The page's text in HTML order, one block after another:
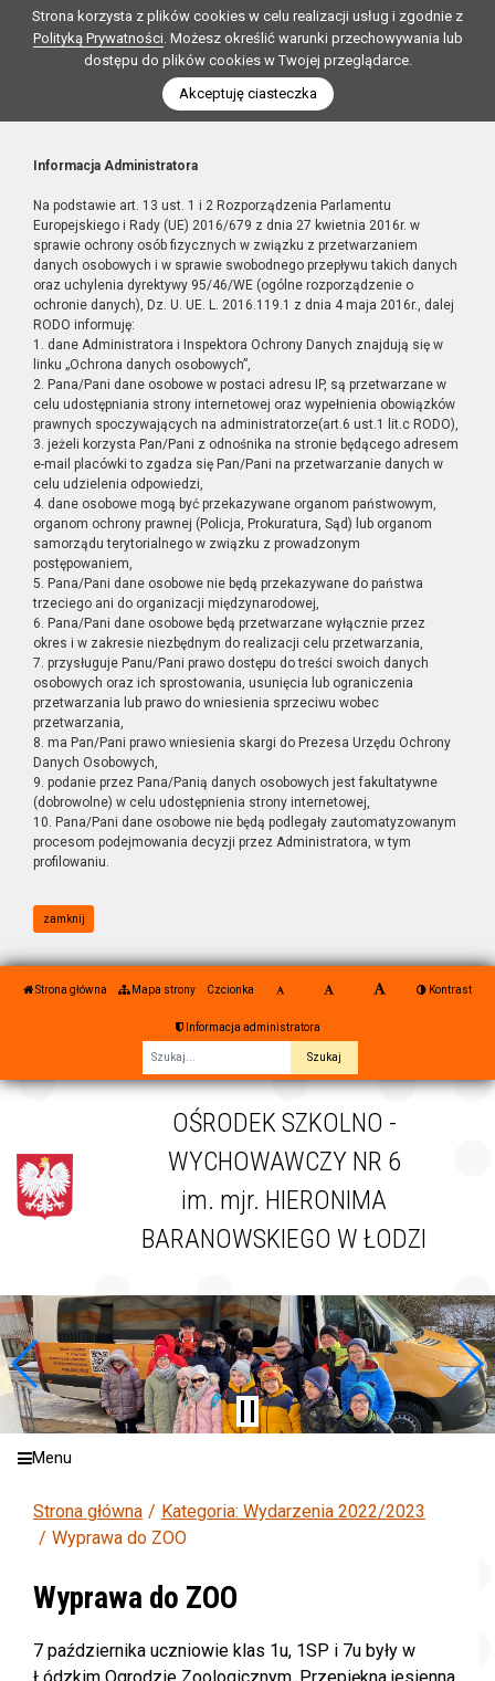
Strona korzysta z plików cookies w celu realizacji usług i zgodnie z
Polityką Prywatności. Możesz określić warunki przechowywania lub
dostępu do plików cookies w Twojej przeglądarce.
Akceptuję ciasteczka
Informacja Administratora
Na podstawie art. 13 ust. 1 i 2 Rozporządzenia Parlamentu
Europejskiego i Rady (UE) 2016/679 z dnia 27 kwietnia 2016r. w
sprawie ochrony osób fizycznych w związku z przetwarzaniem
danych osobowych i w sprawie swobodnego przepływu takich danych
oraz uchylenia dyrektywy 95/46/WE (ogólne rozporządzenie o
ochronie danych), Dz. U. UE. L. 2016.119.1 z dnia 4 maja 2016r., dalej
RODO informuję:
1. dane Administratora i Inspektora Ochrony Danych znajdują się w
linku „Ochrona danych osobowych”,
2. Pana/Pani dane osobowe w postaci adresu IP, są przetwarzane w
celu udostępniania strony internetowej oraz wypełnienia obowiązków
prawnych spoczywających na administratorze(art.6 ust.1 lit.c RODO),
3. jeżeli korzysta Pan/Pani z odnośnika na stronie będącego adresem
e-mail placówki to zgadza się Pan/Pani na przetwarzanie danych w
celu udzielenia odpowiedzi,
4. dane osobowe mogą być przekazywane organom państwowym,
organom ochrony prawnej (Policja, Prokuratura, Sąd) lub organom
samorządu terytorialnego w związku z prowadzonym
postępowaniem,
5. Pana/Pani dane osobowe nie będą przekazywane do państwa
trzeciego ani do organizacji międzynarodowej,
6. Pana/Pani dane osobowe będą przetwarzane wyłącznie przez
okres i w zakresie niezbędnym do realizacji celu przetwarzania,
7. przysługuje Panu/Pani prawo dostępu do treści swoich danych
osobowych oraz ich sprostowania, usunięcia lub ograniczenia
przetwarzania lub prawo do wniesienia sprzeciwu wobec
przetwarzania,
8. ma Pan/Pani prawo wniesienia skargi do Prezesa Urzędu Ochrony
Danych Osobowych,
9. podanie przez Pana/Panią danych osobowych jest fakultatywne
(dobrowolne) w celu udostępnienia strony internetowej,
10. Pana/Pani dane osobowe nie będą podlegały zautomatyzowanym
procesom podejmowania decyzji przez Administratora, w tym
profilowaniu.
zamknij
Strona główna Mapa strony Czcionka Kontrast
Informacja administratora
OŚRODEK SZKOLNO -
WYCHOWAWCZY NR 6
im. mjr. HIERONIMA
BARANOWSKIEGO W ŁODZI
Menu
Strona główna
Kategoria: Wydarzenia 2022/2023
Wyprawa do ZOO
Wyprawa do ZOO
7 października uczniowie klas 1u, 1SP i 7u były w